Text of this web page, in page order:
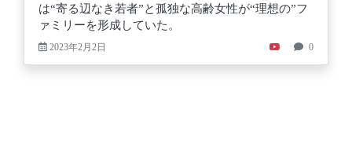
は“寄る辺なき若者”と孤独な高齢女性が“理想の”フ
ァミリーを形成していた。
2023年2月2日 0